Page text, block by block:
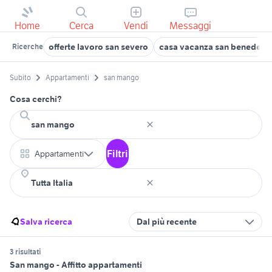
Home Cerca Vendi Messaggi
Ricerche offerte lavoro san severo casa vacanza san
Subito Appartamenti san mango
Cosa cerchi?
Appartamenti Filtri
Salva ricerca Dal più recente
3 risultati
San mango - Affitto appartamenti